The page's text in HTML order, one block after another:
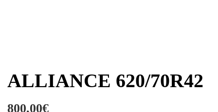
ALLIANCE 620/70R42
800,00€